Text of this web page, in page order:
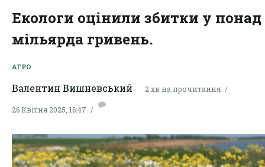
Екологи оцінили збитки у понад
мільярда гривень.
АГРО
Валентин Вишневський 2 хв на прочитання
26 Квітня 2025, 16:47